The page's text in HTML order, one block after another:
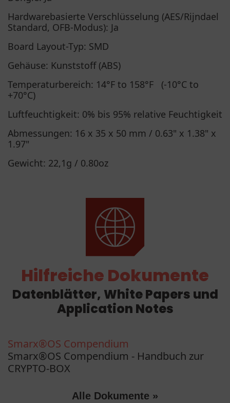
Hardwarebasierte Verschlüsselung (AES/Rijndael
Standard, OFB-Modus): Ja
Board Layout-Typ: SMD
Gehäuse: Kunststoff (ABS)
Temperaturbereich: 14°F to 158°F (-10°C to
+70°C)
Luftfeuchtigkeit: 0% bis 95% relative Feuchtigkeit
Abmessungen: 16 x 35 x 50 mm / 0.63" x 1.38" x
1.97"
Gewicht: 22,1g / 0.80oz
Hilfreiche Dokumente
Datenblätter, White Papers und
Application Notes
Smarx®OS Compendium
Smarx®OS Compendium - Handbuch zur
CRYPTO-BOX
Alle Dokumente »